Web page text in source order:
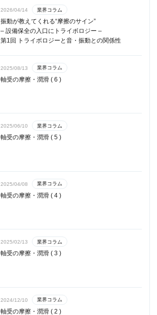
2026/04/14 業界コラム
振動が教えてくれる“摩擦のサイン”
– 設備保全の入口にトライボロジー –
第1回 トライボロジーと音・振動との関係性
2025/08/13 業界コラム
軸受の摩擦・潤滑 ( 6 )
2025/06/10 業界コラム
軸受の摩擦・潤滑 ( 5 )
2025/04/08 業界コラム
軸受の摩擦・潤滑 ( 4 )
2025/02/13 業界コラム
軸受の摩擦・潤滑 ( 3 )
2024/12/10 業界コラム
軸受の摩擦・潤滑 ( 2 )